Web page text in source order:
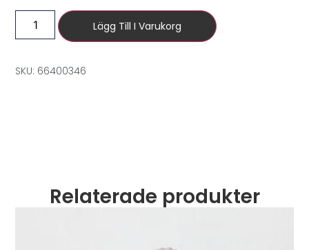
Lägg Till I Varukorg
SKU: 66400346
Relaterade produkter